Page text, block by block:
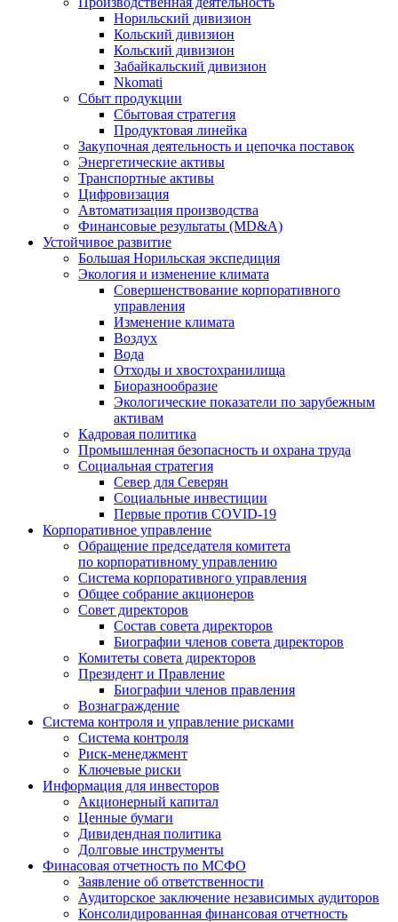
Норильский дивизион
Кольский дивизион
Кольский дивизион
Забайкальский дивизион
Nkomati
Сбыт продукции
Сбытовая стратегия
Продуктовая линейка
Закупочная деятельность и цепочка поставок
Энергетические активы
Транспортные активы
Цифровизация
Автоматизация производства
Финансовые результаты (MD&A)
Устойчивое развитие
Большая Норильская экспедиция
Экология и изменение климата
Совершенствование корпоративного
управления
Изменение климата
Воздух
Вода
Отходы и хвостохранилища
Биоразнообразие
Экологические показатели по зарубежным
активам
Кадровая политика
Промышленная безопасность и охрана труда
Социальная стратегия
Север для Северян
Социальные инвестиции
Первые против COVID‑19
Корпоративное управление
Обращение председателя комитета
по корпоративному управлению
Система корпоративного управления
Общее собрание акционеров
Совет директоров
Состав совета директоров
Биографии членов совета директоров
Комитеты совета директоров
Президент и Правление
Биографии членов правления
Вознаграждение
Система контроля и управление рисками
Система контроля
Риск-менеджмент
Ключевые риски
Информация для инвесторов
Акционерный капитал
Ценные бумаги
Дивидендная политика
Долговые инструменты
Финасовая отчетность по МСФО
Заявление об ответственности
Аудиторское заключение независимых аудиторов
Консолидированная финансовая отчетность